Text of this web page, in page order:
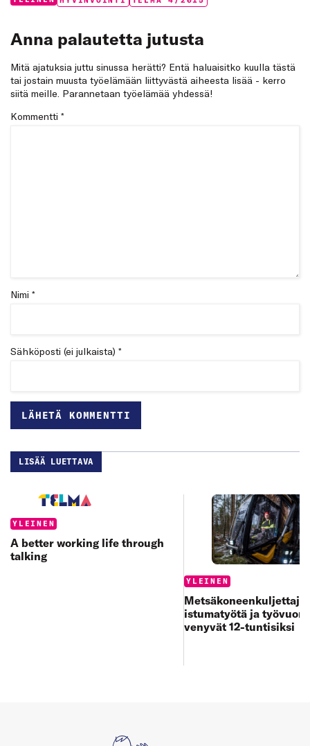
Anna palautetta jutusta
Mitä ajatuksia juttu sinussa herätti? Entä haluaisitko kuulla tästä
tai jostain muusta työelämään liittyvästä aiheesta lisää - kerro
siitä meille. Parannetaan työelämää yhdessä!
Kommentti *
Nimi *
Sähköposti (ei julkaista) *
LISÄÄ LUETTAVA
Categories:
YLEINEN
A better working life through
talking
Categories:
YLEINEN
istumatyötä ja
venyvät 12-tuntisiksi